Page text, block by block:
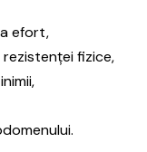
efort,
fizice,